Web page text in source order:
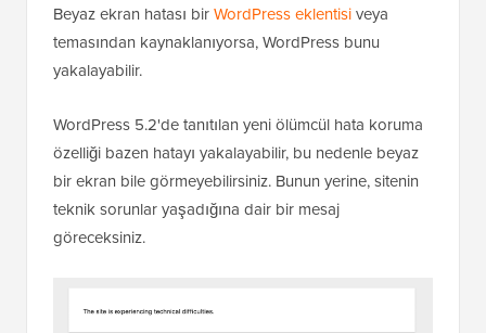
Beyaz ekran hatası birWordPress eklentisiveya
temasından kaynaklanıyorsa, WordPress bunu
yakalayabilir.
WordPress 5.2'de tanıtılan yeni ölümcül hata koruma
özelliği bazen hatayı yakalayabilir, bu nedenle beyaz
bir ekran bile görmeyebilirsiniz. Bunun yerine, sitenin
teknik sorunlar yaşadığına dair bir mesaj
göreceksiniz.